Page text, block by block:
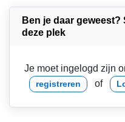
Ben je daar
deze plek
Je moet ingelogd zijn
registreren of